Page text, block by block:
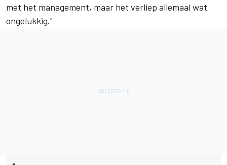
met het management, maar het verliep allemaal wat
ongelukkig."